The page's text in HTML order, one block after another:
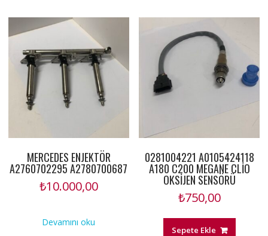
MERCEDES ENJEKTÖR
A2760702295 A2780700687
₺10.000,00
Devamını oku
0281004221 A0105424118
A180 C200 MEGANE CLİO
OKSİJEN SENSÖRÜ
₺750,00
Sepete Ekle